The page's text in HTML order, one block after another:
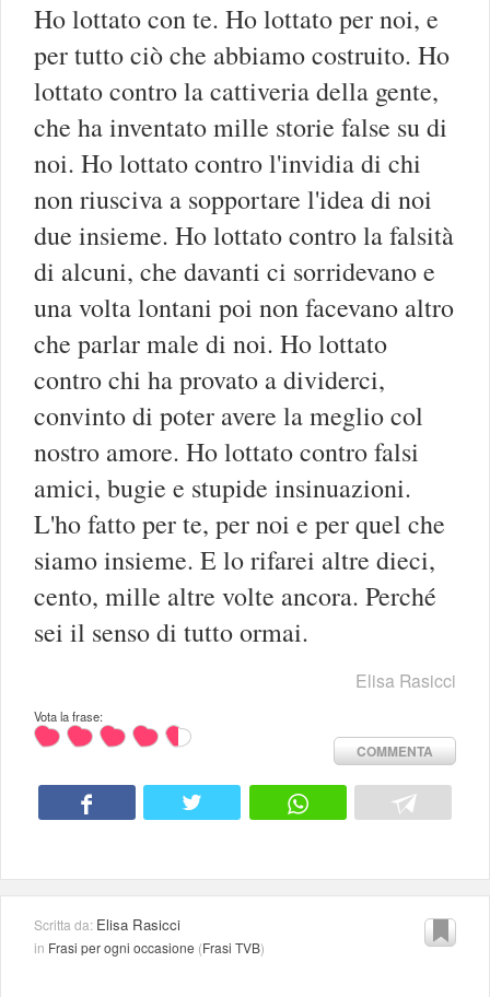
Ho lottato con te. Ho lottato per noi, e
per tutto ciò che abbiamo costruito. Ho
lottato contro la cattiveria della gente,
che ha inventato mille storie false su di
noi. Ho lottato contro l'invidia di chi
non riusciva a sopportare l'idea di noi
due insieme. Ho lottato contro la falsità
di alcuni, che davanti ci sorridevano e
una volta lontani poi non facevano altro
che parlar male di noi. Ho lottato
contro chi ha provato a dividerci,
convinto di poter avere la meglio col
nostro amore. Ho lottato contro falsi
amici, bugie e stupide insinuazioni.
L'ho fatto per te, per noi e per quel che
siamo insieme. E lo rifarei altre dieci,
cento, mille altre volte ancora. Perché
sei il senso di tutto ormai.
Elisa Rasicci
Vota la frase:
COMMENTA
Scritta da: Elisa Rasicci
in Frasi per ogni occasione (Frasi TVB)